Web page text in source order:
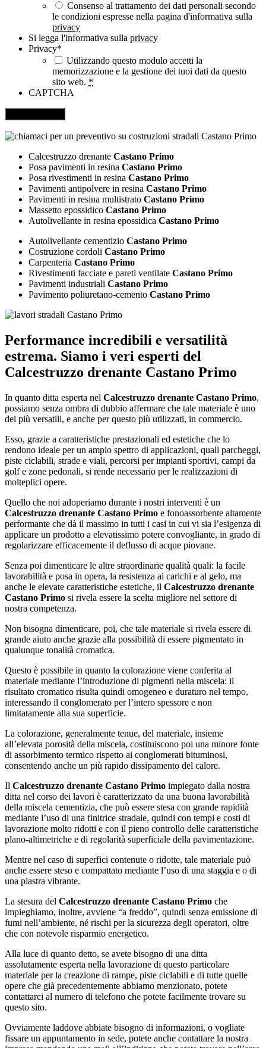
Consenso al trattamento dei dati personali secondo
le condizioni espresse nella pagina d'informativa sulla
privacy
Si legga l'informativa sulla privacy
Privacy*
Utilizzando questo modulo accetti la
memorizzazione e la gestione dei tuoi dati da questo
sito web. *
CAPTCHA
Calcestruzzo drenante Castano Primo
Posa pavimenti in resina Castano Primo
Posa rivestimenti in resina Castano Primo
Pavimenti antipolvere in resina Castano Primo
Pavimenti in resina multistrato Castano Primo
Massetto epossidico Castano Primo
Autolivellante in resina epossidica Castano Primo
Autolivellante cementizio Castano Primo
Costruzione cordoli Castano Primo
Carpenteria Castano Primo
Rivestimenti facciate e pareti ventilate Castano Primo
Pavimenti industriali Castano Primo
Pavimento poliuretano-cemento Castano Primo
Performance incredibili e versatilità
estrema. Siamo i veri esperti del
Calcestruzzo drenante Castano Primo
In quanto ditta esperta nel Calcestruzzo drenante Castano Primo,
possiamo senza ombra di dubbio affermare che tale materiale è uno
dei più versatili, e anche per questo più utilizzati, in commercio.
Esso, grazie a caratteristiche prestazionali ed estetiche che lo
rendono ideale per un ampio spettro di applicazioni, quali parcheggi,
piste ciclabili, strade e viali, percorsi per impianti sportivi, campi da
golf e zone pedonali, si rende necessario per le realizzazioni di
molteplici opere.
Quello che noi adoperiamo durante i nostri interventi è un
Calcestruzzo drenante Castano Primo e fonoassorbente altamente
performante che dà il massimo in tutti i casi in cui vi sia l’esigenza di
applicare un prodotto a elevatissimo potere convogliante, in grado di
regolarizzare efficacemente il deflusso di acque piovane.
Senza poi dimenticare le altre straordinarie qualità quali: la facile
lavorabilità e posa in opera, la resistenza ai carichi e al gelo, ma
anche le elevate caratteristiche estetiche, il Calcestruzzo drenante
Castano Primo si rivela essere la scelta migliore nel settore di
nostra competenza.
Non bisogna dimenticare, poi, che tale materiale si rivela essere di
grande aiuto anche grazie alla possibilità di essere pigmentato in
qualunque tonalità cromatica.
Questo è possibile in quanto la colorazione viene conferita al
materiale mediante l’introduzione di pigmenti nella miscela: il
risultato cromatico risulta quindi omogeneo e duraturo nel tempo,
interessando il conglomerato per l’intero spessore e non
limitatamente alla sua superficie.
La colorazione, generalmente tenue, del materiale, insieme
all’elevata porosità della miscela, costituiscono poi una minore fonte
di assorbimento termico rispetto ai conglomerati bituminosi,
consentendo anche un più rapido dissipamento del calore.
Il Calcestruzzo drenante Castano Primo impiegato dalla nostra
ditta nel corso dei lavori è caratterizzato da una buona lavorabilità
della miscela cementizia, che può essere stesa con grande rapidità
mediante l’uso di una finitrice stradale, quindi con tempi e costi di
lavorazione molto ridotti e con il pieno controllo delle caratteristiche
plano-altimetriche e di regolarità superficiale della pavimentazione.
Mentre nel caso di superfici contenute o ridotte, tale materiale può
anche essere steso e compattato mediante l’uso di una staggia e o di
una piastra vibrante.
La stesura del Calcestruzzo drenante Castano Primo che
impieghiamo, inoltre, avviene “a freddo”, quindi senza emissione di
fumi nell’ambiente, né rischi per la sicurezza degli operatori, oltre
che con notevole risparmio energetico.
Alla luce di quanto detto, se avete bisogno di una ditta
assolutamente esperta nella lavorazione di questo particolare
materiale per la creazione di rampe, piste ciclabili e di tutte quelle
opere che già precedentemente abbiamo menzionato, potete
contattarci al numero di telefono che potete facilmente trovare su
questo sito.
Ovviamente laddove abbiate bisogno di informazioni, o vogliate
fissare un appuntamento in sede, potete anche contattare la nostra